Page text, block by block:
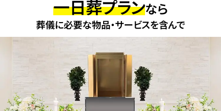
一日葬プランなら
葬儀に必要な物品・サービスを含んで